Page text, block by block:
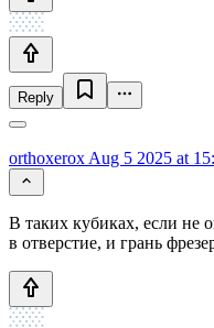
Reply
orthoxerox Aug 5 2025 at
В таких кубиках, если не
в отверстие, и грань